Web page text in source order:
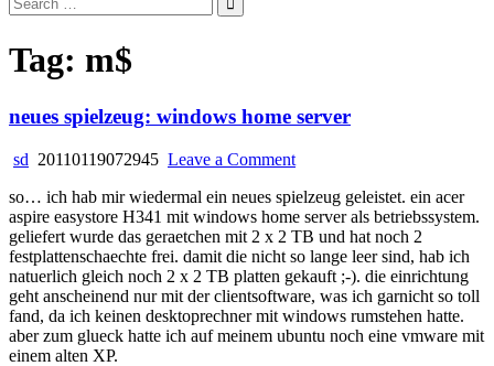
for:
Tag: m$
neues spielzeug: windows home server
sd 20110119072945 Leave a Commenton
spielzeug:
windows
home
server
so… ich hab mir wiedermal ein neues spielzeug geleistet. ein acer
aspire easystore H341 mit windows home server als betriebssystem.
geliefert wurde das geraetchen mit 2 x 2 TB und hat noch 2
festplattenschaechte frei. damit die nicht so lange leer sind, hab ich
natuerlich gleich noch 2 x 2 TB platten gekauft ;-). die einrichtung
geht anscheinend nur mit der clientsoftware, was ich garnicht so toll
fand, da ich keinen desktoprechner mit windows rumstehen hatte.
aber zum glueck hatte ich auf meinem ubuntu noch eine vmware mit
einem alten XP.